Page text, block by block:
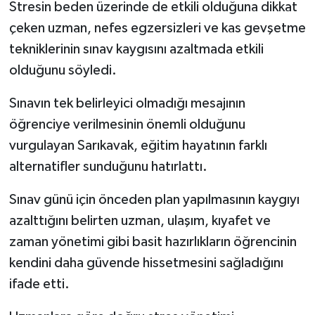
Stresin beden üzerinde de etkili olduğuna dikkat
çeken uzman, nefes egzersizleri ve kas gevşetme
tekniklerinin sınav kaygısını azaltmada etkili
olduğunu söyledi.
Sınavın tek belirleyici olmadığı mesajının
öğrenciye verilmesinin önemli olduğunu
vurgulayan Sarıkavak, eğitim hayatının farklı
alternatifler sunduğunu hatırlattı.
Sınav günü için önceden plan yapılmasının kaygıyı
azalttığını belirten uzman, ulaşım, kıyafet ve
zaman yönetimi gibi basit hazırlıkların öğrencinin
kendini daha güvende hissetmesini sağladığını
ifade etti.